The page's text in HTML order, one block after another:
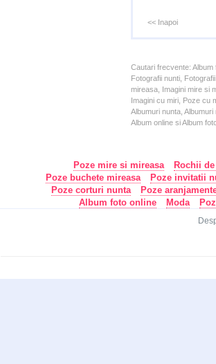
<< Inapoi
Cautari frecvente: Album
Fotografii nunti,
mireasa, Imagini mire si
Imagini cu miri, Poze cu
Albumuri nunta,
Album online si Album
Poze mire si mireasa Rochii
Poze buchete mireasa
Poze invitatii
Poze corturi nunta
Poze
Album foto online
Moda